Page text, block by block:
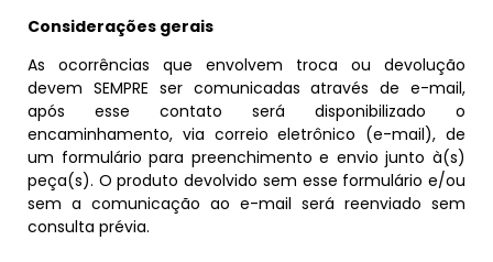
Considerações gerais
As ocorrências que envolvem troca ou devolução
devem SEMPRE ser comunicadas através de e-mail,
após esse contato será disponibilizado o
encaminhamento, via correio eletrônico (e-mail), de
um formulário para preenchimento e envio junto à(s)
peça(s). O produto devolvido sem esse formulário e/ou
sem a comunicação ao e-mail será reenviado sem
consulta prévia.